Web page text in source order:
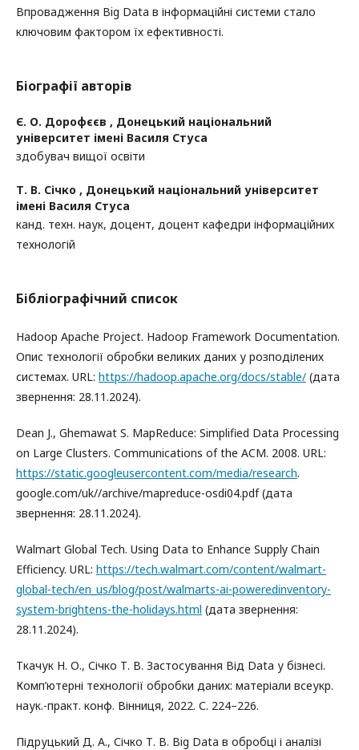
Впровадження Big Data в інформаційні системи стало
ключовим фактором їх ефективності.
Біографії авторів
Є. О. Дорофєєв , Донецький національний
університет імені Василя Стуса
здобувач вищої освіти
Т. В. Січко , Донецький національний університет
імені Василя Стуса
канд. техн. наук, доцент, доцент кафедри інформаційних
технологій
Бібліографічний список
Hadoop Apache Project. Hadoop Framework Documentation.
Опис технології обробки великих даних у розподілених
системах. URL: https://hadoop.apache.org/docs/stable/ (дата
звернення: 28.11.2024).
Dean J., Ghemawat S. MapReduce: Simplified Data Processing
on Large Clusters. Communications of the ACM. 2008. URL:
https://static.googleusercontent.com/media/research.
google.com/uk//archive/mapreduce-osdi04.pdf (дата
звернення: 28.11.2024).
Walmart Global Tech. Using Data to Enhance Supply Chain
Efficiency. URL: https://tech.walmart.com/content/walmart-
global-tech/en_us/blog/post/walmarts-ai-poweredinventory-
system-brightens-the-holidays.html (дата звернення:
28.11.2024).
Ткачук Н. О., Січко Т. В. Застосування Від Data у бізнесі.
Комп’ютерні технології обробки даних: матеріали всеукр.
наук.-практ. конф. Вінниця, 2022. С. 224–226.
Підруцький Д. А., Січко Т. В. Big Data в обробці і аналізі